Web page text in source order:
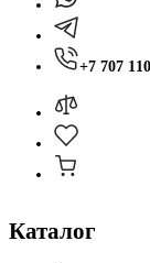
+7 707
Каталог